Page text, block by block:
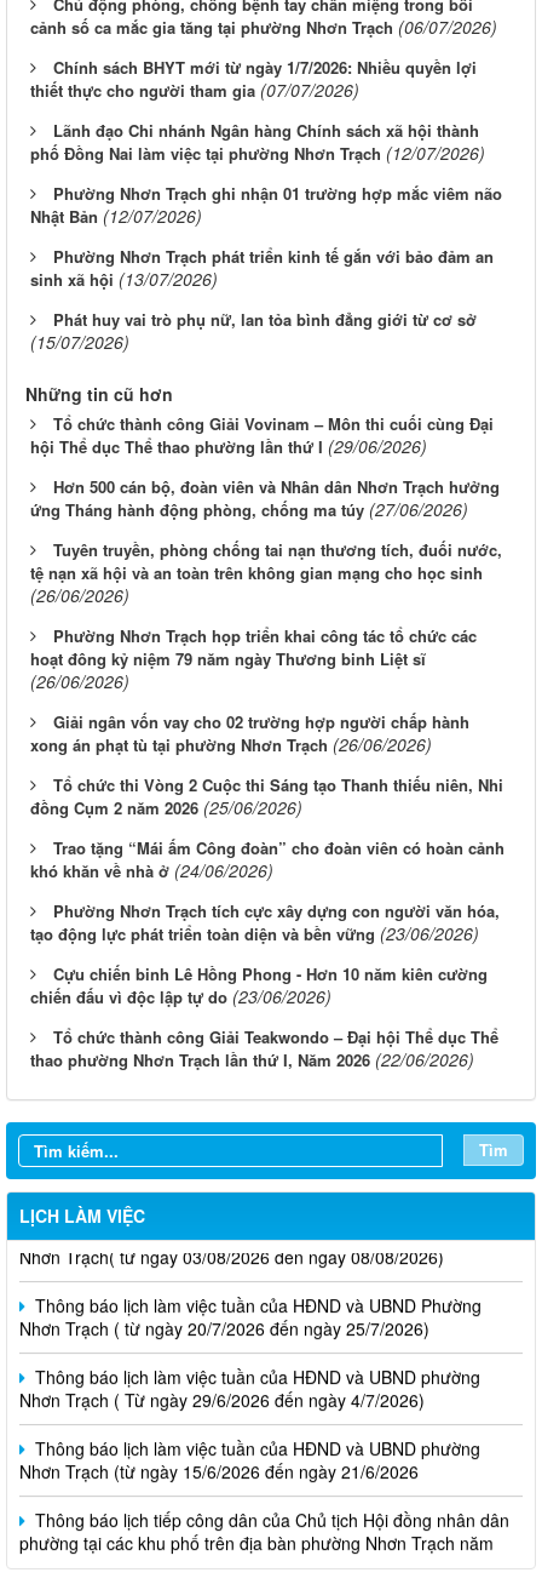
cảnh số ca mắc gia tăng tại phường Nhơn Trạch (06/07/2026)
Chính sách BHYT mới từ ngày 1/7/2026: Nhiều quyền lợi
thiết thực cho người tham gia (07/07/2026)
Lãnh đạo Chi nhánh Ngân hàng Chính sách xã hội thành
phố Đồng Nai làm việc tại phường Nhơn Trạch (12/07/2026)
Phường Nhơn Trạch ghi nhận 01 trường hợp mắc viêm não
Nhật Bản (12/07/2026)
Phường Nhơn Trạch phát triển kinh tế gắn với bảo đảm an
sinh xã hội (13/07/2026)
Phát huy vai trò phụ nữ, lan tỏa bình đẳng giới từ cơ sở
(15/07/2026)
Những tin cũ hơn
Tổ chức thành công Giải Vovinam – Môn thi cuối cùng Đại
hội Thể dục Thể thao phường lần thứ I (29/06/2026)
Hơn 500 cán bộ, đoàn viên và Nhân dân Nhơn Trạch hưởng
ứng Tháng hành động phòng, chống ma túy (27/06/2026)
Tuyên truyền, phòng chống tai nạn thương tích, đuối nước,
tệ nạn xã hội và an toàn trên không gian mạng cho học sinh
(26/06/2026)
Phường Nhơn Trạch họp triển khai công tác tổ chức các
hoạt đông kỷ niệm 79 năm ngày Thương binh Liệt sĩ
(26/06/2026)
Giải ngân vốn vay cho 02 trường hợp người chấp hành
xong án phạt tù tại phường Nhơn Trạch (26/06/2026)
Tổ chức thi Vòng 2 Cuộc thi Sáng tạo Thanh thiếu niên, Nhi
đồng Cụm 2 năm 2026 (25/06/2026)
Trao tặng “Mái ấm Công đoàn” cho đoàn viên có hoàn cảnh
khó khăn về nhà ở (24/06/2026)
Phường Nhơn Trạch tích cực xây dựng con người văn hóa,
tạo động lực phát triển toàn diện và bền vững (23/06/2026)
Cựu chiến binh Lê Hồng Phong - Hơn 10 năm kiên cường
chiến đấu vì độc lập tự do (23/06/2026)
Tổ chức thành công Giải Teakwondo – Đại hội Thể dục Thể
thao phường Nhơn Trạch lần thứ I, Năm 2026 (22/06/2026)
Tìm
LỊCH LÀM VIỆC
Thông báo lịch làm việc tuần của HĐND và UBND phường
Nhơn Trạch( từ ngày 03/08/2026 đến ngày 08/08/2026)
Thông báo lịch làm việc tuần của HĐND và UBND Phường
Nhơn Trạch ( từ ngày 20/7/2026 đến ngày 25/7/2026)
Thông báo lịch làm việc tuần của HĐND và UBND phường
Nhơn Trạch ( Từ ngày 29/6/2026 đến ngày 4/7/2026)
Thông báo lịch làm việc tuần của HĐND và UBND phường
Nhơn Trạch (từ ngày 15/6/2026 đến ngày 21/6/2026
Thông báo lịch tiếp công dân của Chủ tịch Hội đồng nhân dân
phường tại các khu phố trên địa bàn phường Nhơn Trạch năm
2026